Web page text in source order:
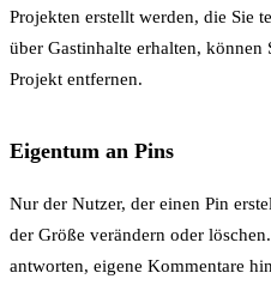
Projekten erstellt werden, die Sie
über Gastinhalte erhalten, können
Projekt entfernen.
Eigentum an Pins
Nur der Nutzer, der einen Pin
der Größe verändern oder
antworten, eigene Kommentare